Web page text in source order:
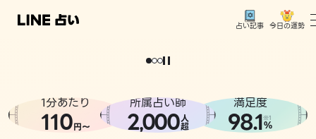
占い記事 今日の運勢
相談事例
どうせなら
。
1分あたり
110円〜
所属占い師
2,000人
超
満足度
98.1※1
%